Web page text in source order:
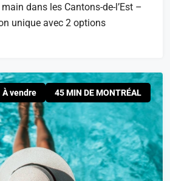
dans les Cantons-de-l’Est –
unique avec 2 options
À vendre 45 MIN DE MONTRÉAL